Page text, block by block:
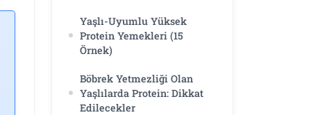
Yaşlı-Uyumlu Yüksek
Protein Yemekleri (15
Örnek)
Böbrek Yetmezliği Olan
Yaşlılarda Protein: Dikkat
Edilecekler